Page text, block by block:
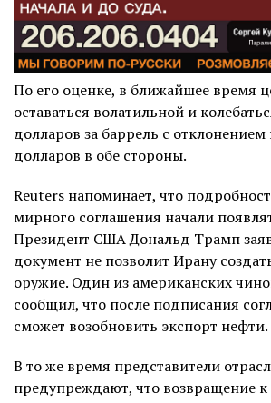
По его оценке, в ближайшее время
оставаться волатильной и
долларов за баррель с
долларов в обе стороны.
Reuters напоминает, что
мирного соглашения начали
Президент США Дональд Трамп
документ не позволит Ирану
оружие. Один из американских
сообщил, что после подписания
сможет возобновить экспорт нефти.
В то же время представители
предупреждают, что возвращение